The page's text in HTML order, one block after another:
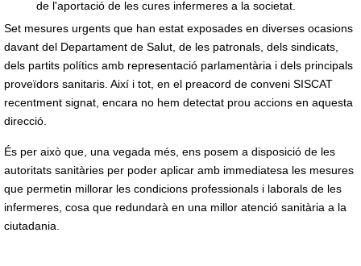
de l'aportació de les cures infermeres a la societat.
Set mesures urgents que han estat exposades en diverses ocasions
davant del Departament de Salut, de les patronals, dels sindicats,
dels partits polítics amb representació parlamentària i dels principals
proveïdors sanitaris. Així i tot, en el preacord de conveni SISCAT
recentment signat, encara no hem detectat prou accions en aquesta
direcció.
És per això que, una vegada més, ens posem a disposició de les
autoritats sanitàries per poder aplicar amb immediatesa les mesures
que permetin millorar les condicions professionals i laborals de les
infermeres, cosa que redundarà en una millor atenció sanitària a la
ciutadania.